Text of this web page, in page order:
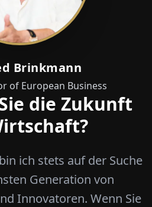
Brinkmann
of European Business
die Zukunft
ich stets auf der Suche
Generation von
Innovatoren. Wenn Sie